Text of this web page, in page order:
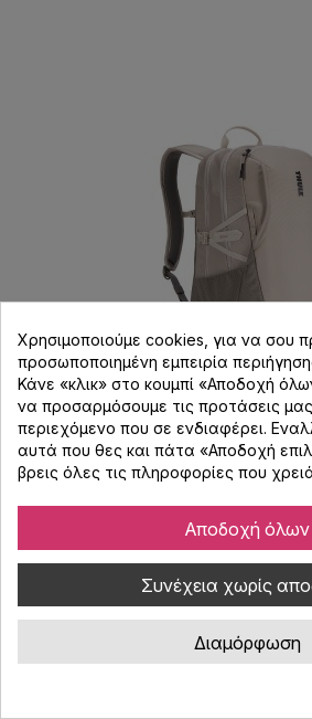
THULE EnRoute Backpack
23L Pelican Vetiver
Κωδικός : 2514068
THULE EnRoute 23L backpack για laptop
ευρύ άνοιγμα, πολλές θήκες και
έγγραφα και ρούχα.
99,00 €
Κατόπιν
Χρησιμοποιούμε cookies, για να σου
προσωποποιημένη εμπειρία
Κάνε «κλικ» στο κουμπί «Αποδοχή
να προσαρμόσουμε τις προτάσεις
περιεχόμενο που σε ενδιαφέρει.
αυτά που θες και πάτα «Αποδοχή
βρεις όλες τις πληροφορίες που
Αποδοχή όλων
Συνέχεια χωρίς
Διαμόρφωση